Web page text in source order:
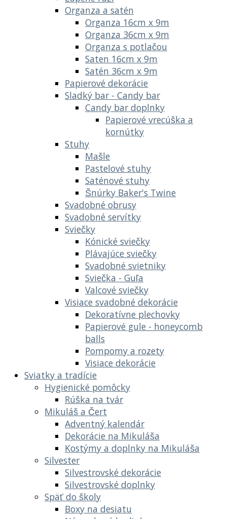
Organza a satén
Organza 16cm x 9m
Organza 36cm x 9m
Organza s potlačou
Saten 16cm x 9m
Satén 36cm x 9m
Papierové dekorácie
Sladký bar - Candy bar
Candy bar doplnky
Papierové vrecúška a
kornútky
Stuhy
Mašle
Pastelové stuhy
Saténové stuhy
Šnúrky Baker's Twine
Svadobné obrusy
Svadobné servítky
Sviečky
Kónické sviečky
Plávajúce sviečky
Svadobné svietniky
Sviečka - Guľa
Valcové sviečky
Visiace svadobné dekorácie
Dekoratívne plechovky
Papierové gule - honeycomb
balls
Pompomy a rozety
Visiace dekorácie
Sviatky a tradície
Hygienické pomôcky
Rúška na tvár
Mikuláš a Čert
Adventný kalendár
Dekorácie na Mikuláša
Kostýmy a doplnky na Mikuláša
Silvester
Silvestrovské dekorácie
Silvestrovské doplnky
Späť do školy
Boxy na desiatu